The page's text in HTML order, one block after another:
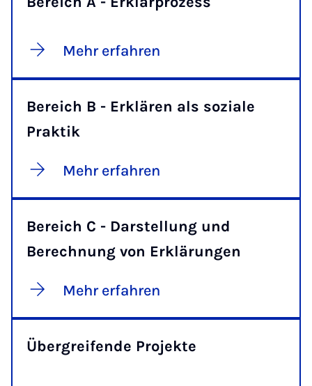
Mehr erfahren
Bereich B - Erklären als soziale
Praktik
Mehr erfahren
Bereich C - Darstellung und
Berechnung von Erklärungen
Mehr erfahren
Übergreifende Projekte